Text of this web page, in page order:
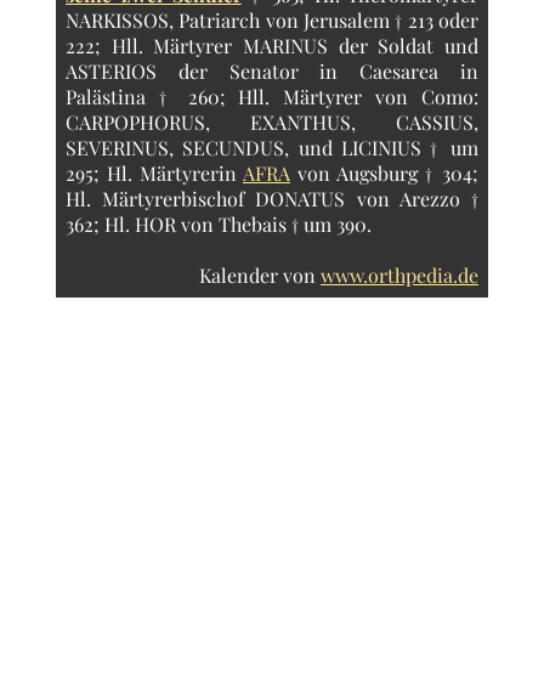
NARKISSOS, Patriarch von Jerusalem † 213 oder
222; Hll. Märtyrer MARINUS der Soldat und
ASTERIOS der Senator in Caesarea in
Palästina † 260; Hll. Märtyrer von Como:
CARPOPHORUS, EXANTHUS, CASSIUS,
SEVERINUS, SECUNDUS, und LICINIUS † um
295; Hl. Märtyrerin AFRA von Augsburg † 304;
Hl. Märtyrerbischof DONATUS von Arezzo †
362; Hl. HOR von Thebais † um 390.
Kalender von www.orthpedia.de